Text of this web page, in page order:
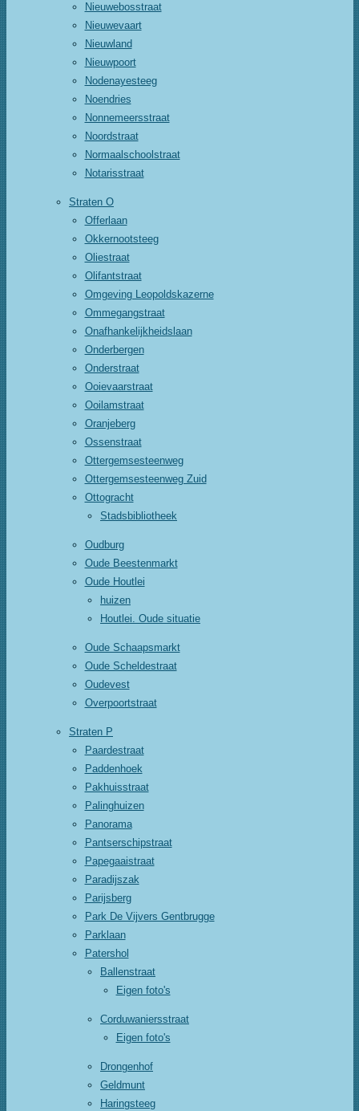
Nieuwebosstraat
Nieuwevaart
Nieuwland
Nieuwpoort
Nodenayesteeg
Noendries
Nonnemeersstraat
Noordstraat
Normaalschoolstraat
Notarisstraat
Straten O
Offerlaan
Okkernootsteeg
Oliestraat
Olifantstraat
Omgeving Leopoldskazerne
Ommegangstraat
Onafhankelijkheidslaan
Onderbergen
Onderstraat
Ooievaarstraat
Ooilamstraat
Oranjeberg
Ossenstraat
Ottergemsesteenweg
Ottergemsesteenweg Zuid
Ottogracht
Stadsbibliotheek
Oudburg
Oude Beestenmarkt
Oude Houtlei
huizen
Houtlei. Oude situatie
Oude Schaapsmarkt
Oude Scheldestraat
Oudevest
Overpoortstraat
Straten P
Paardestraat
Paddenhoek
Pakhuisstraat
Palinghuizen
Panorama
Pantserschipstraat
Papegaaistraat
Paradijszak
Parijsberg
Park De Vijvers Gentbrugge
Parklaan
Patershol
Ballenstraat
Eigen foto's
Corduwaniersstraat
Eigen foto's
Drongenhof
Geldmunt
Haringsteeg